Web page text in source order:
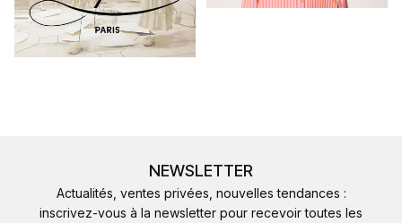
NEWSLETTER
Actualités, ventes privées, nouvelles tendances :
inscrivez-vous à la newsletter pour recevoir toutes les